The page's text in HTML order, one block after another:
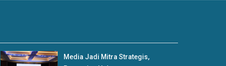
Media Jadi Mitra Strategis,